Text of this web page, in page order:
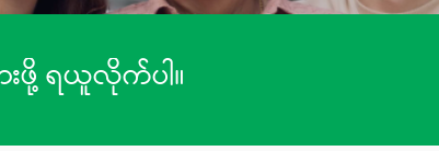
ရယူလိုက်ပါ။